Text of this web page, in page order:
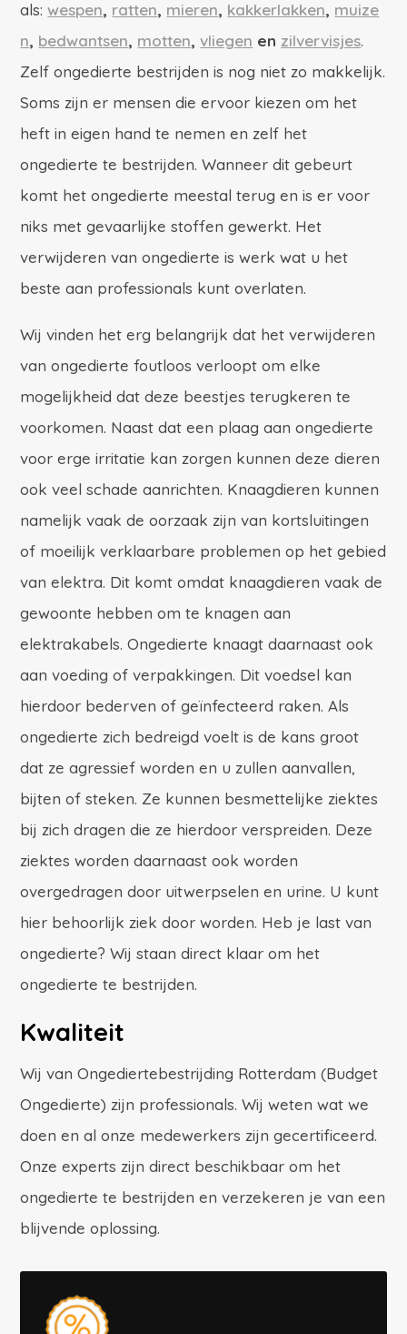
als: wespen, ratten, mieren, kakkerlakken, muize
n, bedwantsen, motten, vliegen en zilvervisjes.
Zelf ongedierte bestrijden is nog niet zo makkelijk.
Soms zijn er mensen die ervoor kiezen om het
heft in eigen hand te nemen en zelf het
ongedierte te bestrijden. Wanneer dit gebeurt
komt het ongedierte meestal terug en is er voor
niks met gevaarlijke stoffen gewerkt. Het
verwijderen van ongedierte is werk wat u het
beste aan professionals kunt overlaten.
Wij vinden het erg belangrijk dat het verwijderen
van ongedierte foutloos verloopt om elke
mogelijkheid dat deze beestjes terugkeren te
voorkomen. Naast dat een plaag aan ongedierte
voor erge irritatie kan zorgen kunnen deze dieren
ook veel schade aanrichten. Knaagdieren kunnen
namelijk vaak de oorzaak zijn van kortsluitingen
of moeilijk verklaarbare problemen op het gebied
van elektra. Dit komt omdat knaagdieren vaak de
gewoonte hebben om te knagen aan
elektrakabels. Ongedierte knaagt daarnaast ook
aan voeding of verpakkingen. Dit voedsel kan
hierdoor bederven of geïnfecteerd raken. Als
ongedierte zich bedreigd voelt is de kans groot
dat ze agressief worden en u zullen aanvallen,
bijten of steken. Ze kunnen besmettelijke ziektes
bij zich dragen die ze hierdoor verspreiden. Deze
ziektes worden daarnaast ook worden
overgedragen door uitwerpselen en urine. U kunt
hier behoorlijk ziek door worden. Heb je last van
ongedierte? Wij staan direct klaar om het
ongedierte te bestrijden.
Kwaliteit
Wij van Ongediertebestrijding Rotterdam (Budget
Ongedierte) zijn professionals. Wij weten wat we
doen en al onze medewerkers zijn gecertificeerd.
Onze experts zijn direct beschikbaar om het
ongedierte te bestrijden en verzekeren je van een
blijvende oplossing.